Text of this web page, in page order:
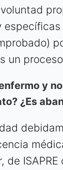
un
y
¿Es
de ISAPRE